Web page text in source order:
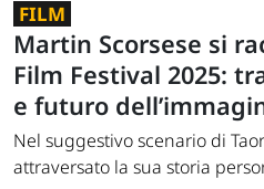
FILM
Martin Scorsese si
Film Festival 2025:
e futuro
Nel suggestivo scenario di
attraversato la sua storia